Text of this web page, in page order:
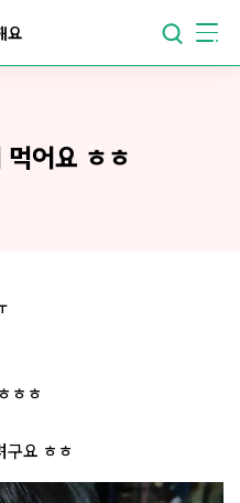
요
어요 ㅎㅎ
ㅎㅎ
구요 ㅎㅎ